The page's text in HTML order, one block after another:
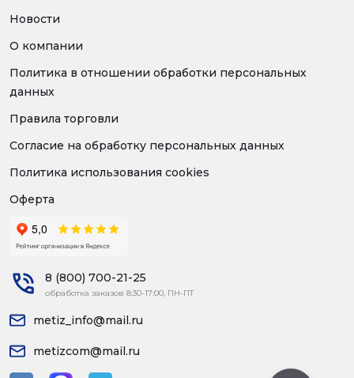
Новости
О компании
Политика в отношении обработки персональных
данных
Правила торговли
Согласие на обработку персональных данных
Политика использования cookies
Оферта
8 (800) 700-21-25
обработка заказов 8:30-17:00, ПН-ПТ
metiz_info@mail.ru
metizcom@mail.ru